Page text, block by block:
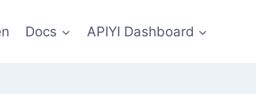
Docs APIYI Dashboard